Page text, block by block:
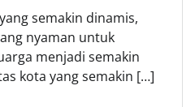
semakin dinamis,
nyaman untuk
menjadi semakin
kota yang semakin […]